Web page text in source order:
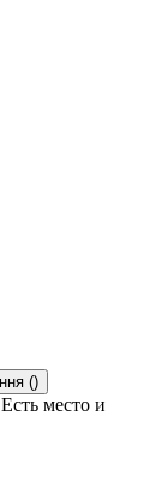
()
место и